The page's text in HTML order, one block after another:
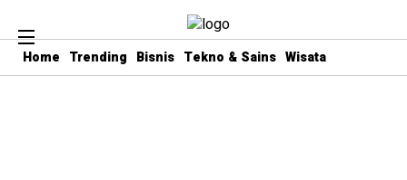
.logged-in header{ top: 0 !important; } .menu-utama { text-align:
center} #geserkiri, #geserkanan { display: none } .totalpembaca {
display: none }
Home Trending Bisnis Tekno & Sains Wisata